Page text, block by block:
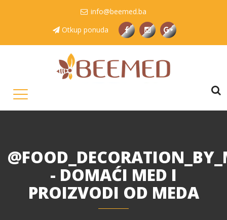
info@beemed.ba
Otkup ponuda
- DOMAĆI MED I
PROIZVODI OD MEDA